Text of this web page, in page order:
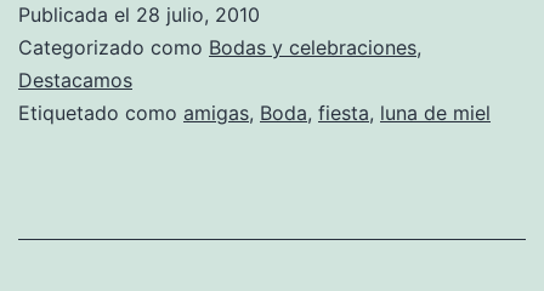
costes
la
Publicada el 28 julio, 2010
Categorizado como Bodas y celebraciones,
Destacamos
Etiquetado como amigas, Boda, fiesta, luna de miel